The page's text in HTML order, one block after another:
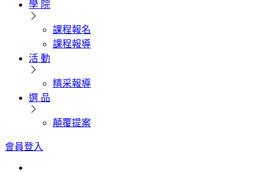
學 院
課程報名
課程報導
活 動
精采報導
選 品
顛覆提案
會員登入